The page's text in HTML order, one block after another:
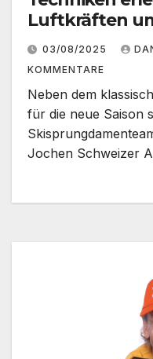
Luftkräften
03/08/2025
KOMMENTARE
Neben dem
für die neue Saison
Jochen Schweizer